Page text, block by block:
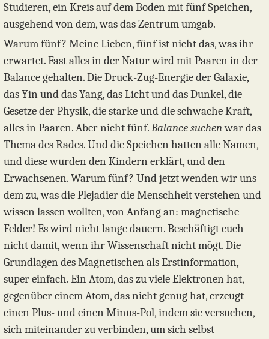
Studieren, ein Kreis auf dem Boden mit fünf Speichen,
ausgehend von dem, was das Zentrum umgab.
Warum fünf? Meine Lieben, fünf ist nicht das, was ihr
erwartet. Fast alles in der Natur wird mit Paaren in der
Balance gehalten. Die Druck-Zug-Energie der Galaxie,
das Yin und das Yang, das Licht und das Dunkel, die
Gesetze der Physik, die starke und die schwache Kraft,
alles in Paaren. Aber nicht fünf.Balance suchenwar das
Thema des Rades. Und die Speichen hatten alle Namen,
und diese wurden den Kindern erklärt, und den
Erwachsenen. Warum fünf? Und jetzt wenden wir uns
dem zu, was die Plejadier die Menschheit verstehen und
wissen lassen wollten, von Anfang an: magnetische
Felder! Es wird nicht lange dauern. Beschäftigt euch
nicht damit, wenn ihr Wissenschaft nicht mögt. Die
Grundlagen des Magnetischen als Erstinformation,
super einfach. Ein Atom, das zu viele Elektronen hat,
gegenüber einem Atom, das nicht genug hat, erzeugt
einen Plus- und einen Minus-Pol, indem sie versuchen,
sich miteinander zu verbinden, um sich selbst